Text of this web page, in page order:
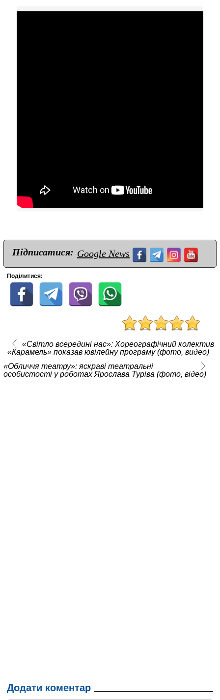
Підписатися: Google News
Поділитися:
«Світло всередині нас»: Хореографічний колектив
«Карамель» показав ювілейну програму (фото, видео)
«Обличчя театру»: яскраві театральні
особистості у роботах Ярослава Туріва (фото, відео)
Додати коментар